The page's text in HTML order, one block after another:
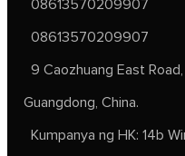
08613570209907
08613570209907
9 Caozhuang East Road,
Guangdong, China.
Kumpanya ng HK: 14b